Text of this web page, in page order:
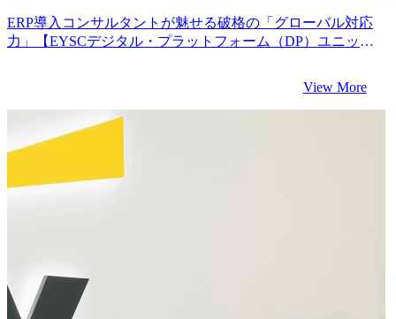
ERP導入コンサルタントが魅せる破格の「グローバル対応
力」【EYSCデジタル・プラットフォーム（DP）ユニット
View More